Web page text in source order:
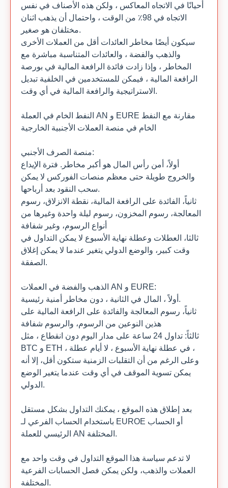
أحيانًا في الاتجاه المعاكس ، ولكن هذه الأصناف في نفس
الاتجاه في 98٪ من الوقت ، واحتمال أن يذهب اثنان
مختلفان هو صغير.
سيكون أيضًا مخاطر العائدات أقل من العملات الأخرى
والذهب والفضة ، والعائدات المتناسبة مباشرة مع
المخاطر ، وإذا زادت فائدة الرافعة المالية في بورصة
الرافعة المالية ، فيمكن للمستخدمين في الخلفية تبديل
الاستراتيجية والرافعة المالية في أي وقت.
النفط الخام في العملة AN و EURE مقارنة مع النفط
الخام في منصة العملات الأجنبية الخارجية
منصة الصرف الأجنبي:
أولاً، أمن رأس المال هو أكبر مخاطر. فترة الإيداع
والخروج طويلة حتى معظم منصات الفوركس لا يمكن
سحب النقود بعد أرباحها.
ثانياً، الفائدة على الرافعة المالية، نقطة الانزلاق، رسوم
المعالجة، رسوم المخزون، رسوم ليلة واحدة وغيرها من
أنواع الرسوم، وغير شفافة
ثالثا، العطلات وعطلة نهاية الأسبوع لا يمكن التداول في
وقت كبير، والوضع الدولي يتغير عندما لا يمكن إغلاق
الصفقة.
الذهب والفضة في العملات AN و EURE:
أولاً ، المال في الثانية ، دون مخاطر أمنية رئيسية.
ثانياً، رسوم المعالجة والفائدة على الرافعة المالية على
هذين النوعين من الرسوم، والرسوم شفافة
ثالثاً: تداول 24 ساعة على مدار اليوم دون انقطاع ، مثل
BTC و ETH ، في عطلة نهاية الأسبوع ، لا أيام عطلة ،
وعلى الرغم من أن التقلبات الزمنية ستكون أقل، إلا أنه
يمكن تسوية الموقف في أي وقت عندما يتغير الوضع
الدولي.
بعد إطلاق هذه الموقع ، يمكنك التداول بشكل مستقل
باستخدام الحساب الفرعي لـ EUROE أو الحساب
الرئيسي للعملة AN المختلفة.
لا تدعم سياسة هذا الموقع التداول في وقت واحد مع
العملات والذهب، ولكن يمكن فصل الحسابات الفرعية
المختلفة.